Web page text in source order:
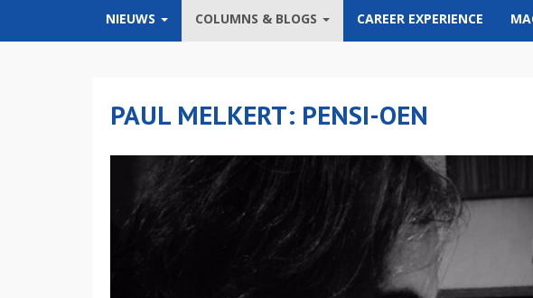
NIEUWS COLUMNS & BLOGS CAREER EXPERIENCE
PAUL MELKERT: PENSI-OEN